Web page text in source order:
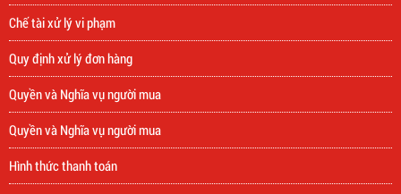
Chế tài xử lý vi phạm
Quy định xử lý đơn hàng
Quyền và Nghĩa vụ người mua
Quyền và Nghĩa vụ người mua
Hình thức thanh toán